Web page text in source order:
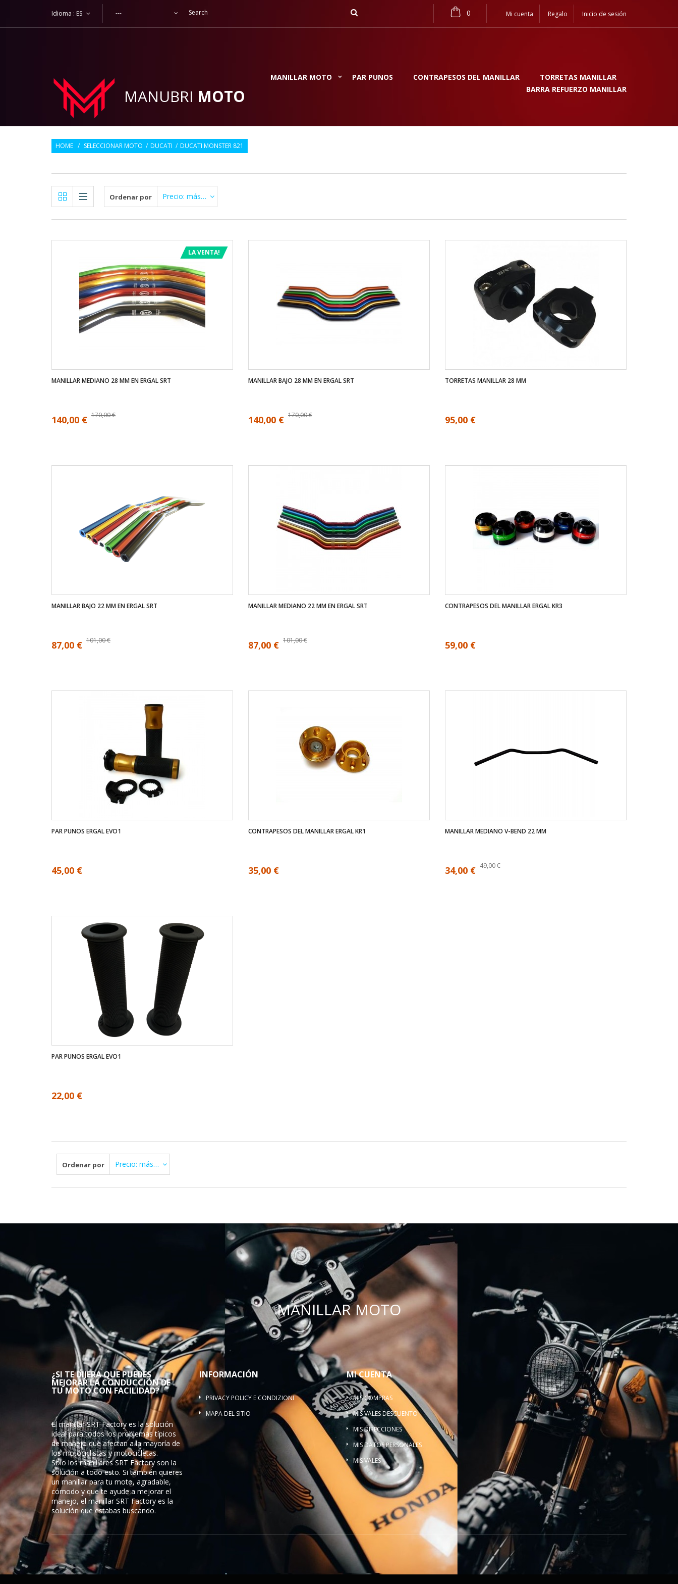
Idioma : ES Mi cuenta Regalo Inicio de sesión
0
---
MANUBRI MOTO
MANILLAR MOTO PAR PUNOS CONTRAPESOS DEL MANILLAR
TORRETAS MANILLAR
BARRA REFUERZO MANILLAR
HOME / SELECCIONAR MOTO / DUCATI / DUCATI MONSTER 821
Ordenar por Precio: más Alto primero
LA VENTA!
MANILLAR MEDIANO 28 MM EN ERGAL SRT
170,00 €
140,00 €
MANILLAR BAJO 28 MM EN ERGAL SRT
170,00 €
140,00 €
TORRETAS MANILLAR 28 MM
95,00 €
MANILLAR BAJO 22 MM EN ERGAL SRT
101,00 €
87,00 €
MANILLAR MEDIANO 22 MM EN ERGAL SRT
101,00 €
87,00 €
CONTRAPESOS DEL MANILLAR ERGAL KR3
59,00 €
PAR PUNOS ERGAL EVO1
45,00 €
CONTRAPESOS DEL MANILLAR ERGAL KR1
35,00 €
MANILLAR MEDIANO V-BEND 22 MM
49,00 €
34,00 €
PAR PUNOS ERGAL EVO1
22,00 €
Ordenar por Precio: más Alto primero
MANILLAR MOTO
¿SI TE DIJERA QUE PUEDES
MEJORAR LA CONDUCCIÓN DE
TU MOTO CON FACILIDAD?
El manillar SRT Factory es la solución
ideal para todos los problemas típicos
de manejo que afectan a la mayoría de
los motociclistas y motocicletas.
Solo los manillares SRT Factory son la
solución a todo esto. Si también quieres
un manillar para tu moto, agradable,
cómodo y que te ayude a mejorar el
manejo, el manillar SRT Factory es la
solución que estabas buscando.
INFORMACIÓN
PRIVACY POLICY E CONDIZIONI
MAPA DEL SITIO
MI CUENTA
MIS COMPRAS
MIS VALES DESCUENTO
MIS DIRECCIONES
MIS DATOS PERSONALES
MIS VALES